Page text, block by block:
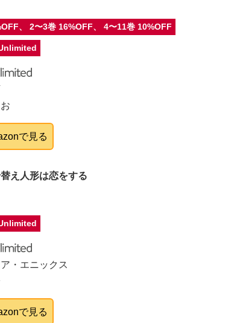
、 2〜3巻 16%OFF、 4〜11巻 10%OFF
で見る
え人形は恋をする
・エニックス
で見る